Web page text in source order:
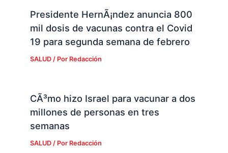
Presidente HernÃ¡ndez anuncia 800
mil dosis de vacunas contra el Covid
19 para segunda semana de febrero
SALUD/ Por Redacción
CÃ³mo hizo Israel para vacunar a dos
millones de personas en tres
semanas
SALUD/ Por Redacción